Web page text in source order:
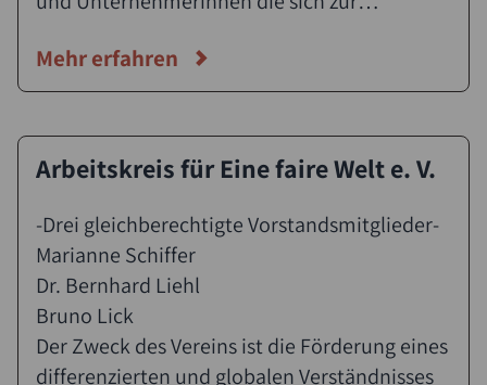
Weiterbildung einmal im Monat treffen. Das
gesellige Miteinander und Kameradschaft
Mehr erfahren
Arbeitskreis für Eine faire Welt e. V.
-Drei gleichberechtigte Vorstandsmitglieder-
Marianne Schiffer
Dr. Bernhard Liehl
Bruno Lick
Der Zweck des Vereins ist die Förderung eines
differenzierten und globalen Verständnisses